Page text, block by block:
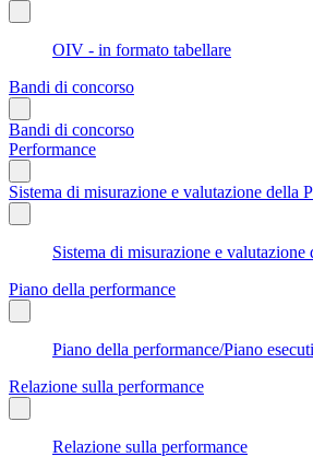
OIV - in formato tabellare
Bandi di concorso
Bandi di concorso
Performance
Sistema di misurazione e valutazione della
Sistema di misurazione e valutazione
Piano della performance
Piano della performance/Piano
Relazione sulla performance
Relazione sulla performance